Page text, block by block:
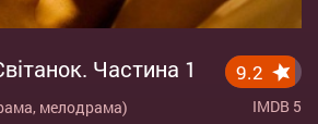
Частина 1
мелодрама)
9.2
IMDB 5